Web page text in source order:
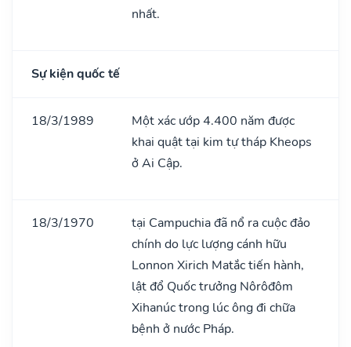
nhất.
Sự kiện quốc tế
18/3/1989
Một xác ướp 4.400 năm được
khai quật tại kim tự tháp Kheops
ở Ai Cập.
18/3/1970
tại Campuchia đã nổ ra cuộc đảo
chính do lực lượng cánh hữu
Lonnon Xirich Matắc tiến hành,
lật đổ Quốc trưởng Nôrôđôm
Xihanúc trong lúc ông đi chữa
bệnh ở nước Pháp.